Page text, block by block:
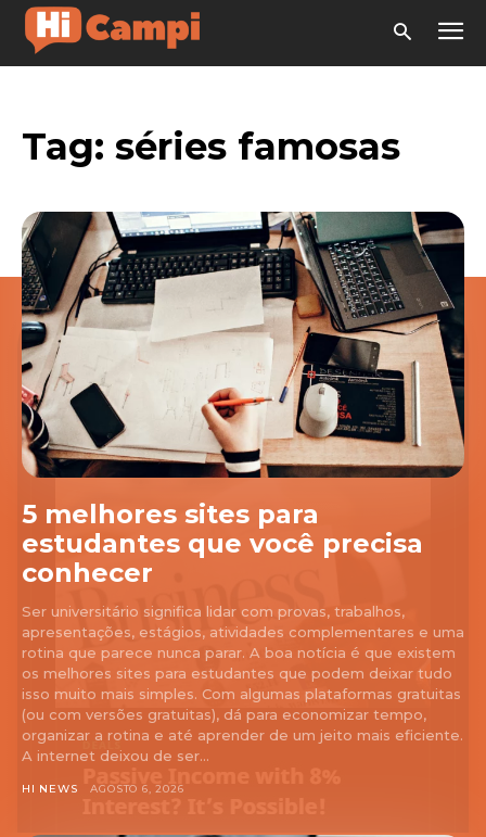
Tag: séries famosas
5 melhores sites para
estudantes que você precisa
conhecer
Ser universitário significa lidar com provas, trabalhos,
apresentações, estágios, atividades complementares e uma
rotina que parece nunca parar. A boa notícia é que existem
os melhores sites para estudantes que podem deixar tudo
isso muito mais simples. Com algumas plataformas gratuitas
(ou com versões gratuitas), dá para economizar tempo,
organizar a rotina e até aprender de um jeito mais eficiente.
A internet deixou de ser...
HI NEWS AGOSTO 6, 2026